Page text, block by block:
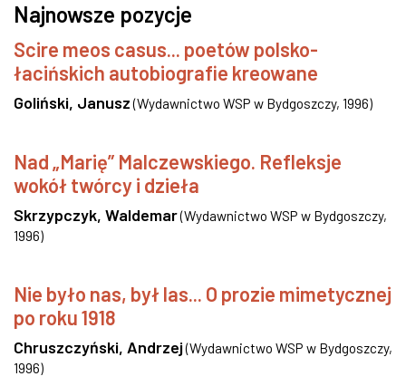
Najnowsze pozycje
Scire meos casus... poetów polsko-
łacińskich autobiografie kreowane
Goliński, Janusz (Wydawnictwo WSP w Bydgoszczy, 1996)
Nad „Marię” Malczewskiego. Refleksje
wokół twórcy i dzieła
Skrzypczyk, Waldemar(Wydawnictwo WSP w Bydgoszczy,
1996)
Nie było nas, był las... O prozie mimetycznej
po roku 1918
Chruszczyński, Andrzej(Wydawnictwo WSP w Bydgoszczy,
1996)